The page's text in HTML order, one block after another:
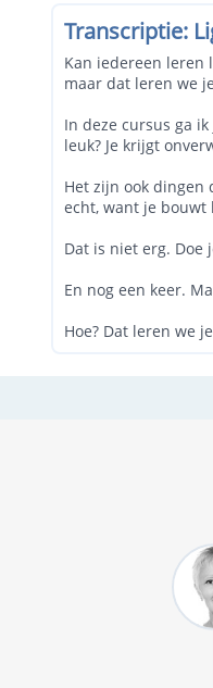
Transcriptie:
Kan iedereen leren
maar dat leren we
In deze cursus ga
leuk? Je krijgt
Het zijn ook dingen
echt, want je bouwt
Dat is niet erg. Doe
En nog een keer.
Hoe? Dat leren we